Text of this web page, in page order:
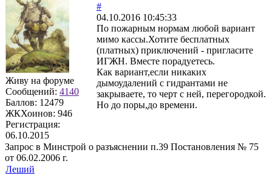
Живу на форуме
Сообщений: 4140
Баллов: 12479
ЖКХоинов: 946
Регистрация:
06.10.2015
#
04.10.2016 10:45:33
По пожарным нормам любой вариант
мимо кассы.Хотите бесплатных
(платных) приключений - пригласите
ИГЖН. Вместе порадуетесь.
Как вариант,если никаких
дымоудалений с гидрантами не
закрываете, то черт с ней, перегородкой.
Но до поры,до времени.
Запрос в Минстрой о разъяснении п.39 Постановления № 75
от 06.02.2006 г.
Леший